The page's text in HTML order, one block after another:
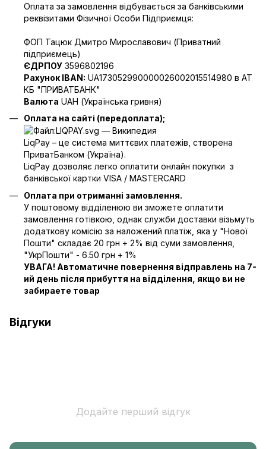
Оплата за замовлення відбувається за банківськими
реквізитами Фізичної Особи Підприємця:
ФОП Тацюк Дмитро Мирославович (Приватний
пiдприємець)
ЄДРПОУ 3596802196
Рахунок IBAN: UA173052990000026002015514980 в АТ
КБ "ПРИВАТБАНК"
Валюта UAH (Українська гривня)
Оплата на сайті (передоплата);
LiqPay – це система миттєвих платежів, створена
ПриватБанком (Україна).
LiqPay дозволяє легко оплатити онлайн покупки з
банківської картки VISA / MASTERCARD
Оплата при отриманні замовлення.
У поштовому відділенюю ви зможете оплатити
замовлення готівкою, однак служби доставки візьмуть
додаткову комісію за наложений платіж, яка у "Нової
Пошти" складає 20 грн + 2% від суми замовлення,
"УкрПошти" - 6.50 грн + 1%
УВАГА! Автоматичне повернення відправлень на 7-
ий день після прибуття на відділення, якщо ви не
забираете товар
Відгуки
Додайте перший відгук